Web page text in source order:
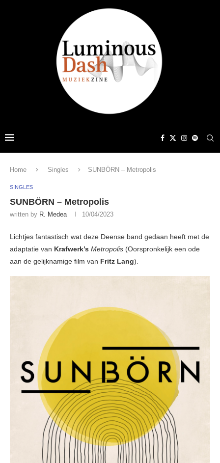
Home Singles SUNBÖRN – Metropolis
SINGLES
SUNBÖRN – Metropolis
written by R. Medea 10/04/2023
Lichtjes fantastisch wat deze Deense band gedaan heeft met de
adaptatie van Krafwerk’s Metropolis (Oorspronkelijk een ode
aan de gelijknamige film van Fritz Lang).